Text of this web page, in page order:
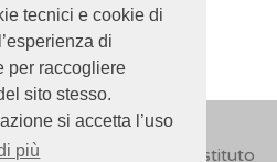
tecnici e cookie di
di
per raccogliere
sito stesso.
si accetta l’uso
più
passaggio di feci
I disturbi (sintomi) che
pungentedurante la
forte che però dura
può intervenire con una
rilassi la muscolatura
muscolo elevatore
Votes)
e gestito dall’Istituto